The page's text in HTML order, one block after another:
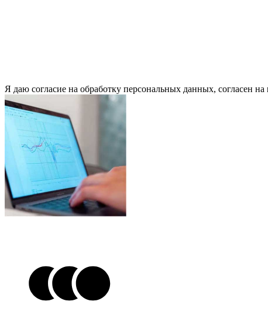
Я даю согласие на обработку персональных данных, согласен